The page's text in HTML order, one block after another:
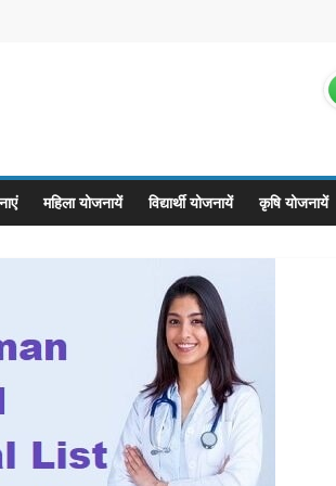
महिला योजनायें विद्यार्थी योजनायें कृषि योजनायें